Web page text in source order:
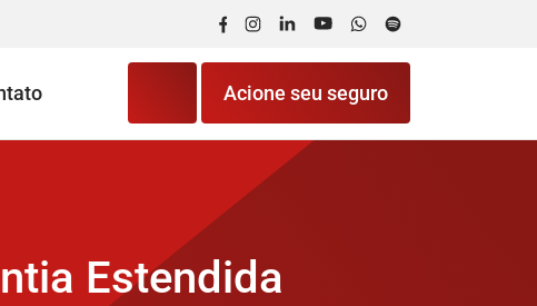
FacebookInstagram
LinkedInYouTubeWhatsApp
Spotify
Acione seu seguro
Estendida